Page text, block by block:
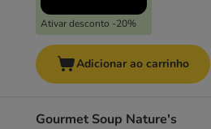
Ativar desconto -20%
Adicionar ao carrinho
Gourmet Soup Nature's